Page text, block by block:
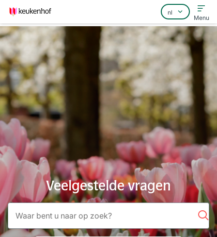
Home
Veelgestelde vragen
Contact
Menu
Veelgestelde vragen